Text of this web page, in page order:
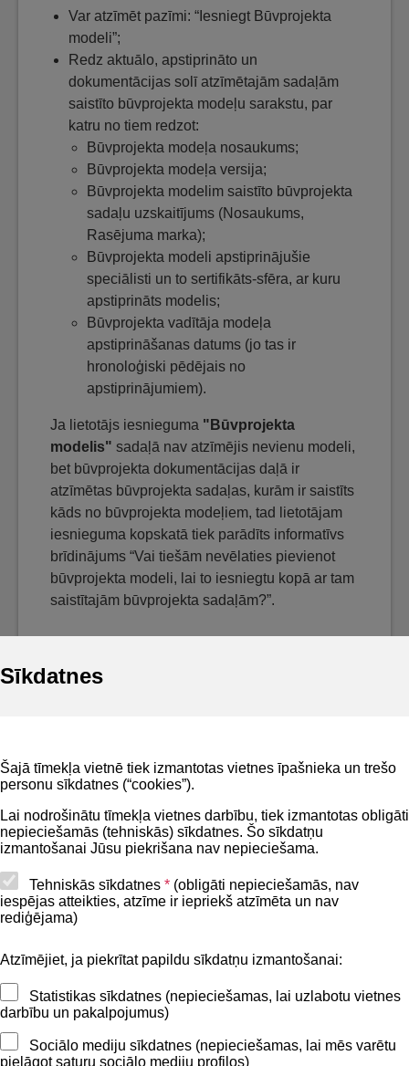
Sīkdatnes
Šajā tīmekļa vietnē tiek izmantotas vietnes īpašnieka un trešo
personu sīkdatnes (“cookies”).
Lai nodrošinātu tīmekļa vietnes darbību, tiek izmantotas obligāti
nepieciešamās (tehniskās) sīkdatnes. Šo sīkdatņu
izmantošanai Jūsu piekrišana nav nepieciešama.
Tehniskās sīkdatnes * (obligāti nepieciešamās, nav
iespējas atteikties, atzīme ir iepriekš atzīmēta un nav
rediģējama)
Atzīmējiet, ja piekrītat papildu sīkdatņu izmantošanai:
Statistikas sīkdatnes (nepieciešamas, lai uzlabotu vietnes
darbību un pakalpojumus)
Sociālo mediju sīkdatnes (nepieciešamas, lai mēs varētu
pielāgot saturu sociālo mediju profilos)
Var atzīmēt pazīmi: “Iesniegt Būvprojekta
modeli”;
Redz aktuālo, apstiprināto un
dokumentācijas solī atzīmētajām sadaļām
saistīto būvprojekta modeļu sarakstu, par
katru no tiem redzot:
Būvprojekta modeļa nosaukums;
Būvprojekta modeļa versija;
Būvprojekta modelim saistīto būvprojekta
sadaļu uzskaitījums (Nosaukums,
Rasējuma marka);
Būvprojekta modeli apstiprinājušie
speciālisti un to sertifikāts-sfēra, ar kuru
apstiprināts modelis;
Būvprojekta vadītāja modeļa
apstiprināšanas datums (jo tas ir
hronoloģiski pēdējais no
apstiprinājumiem).
Ja lietotājs iesnieguma "Būvprojekta
modelis" sadaļā nav atzīmējis nevienu modeli,
bet būvprojekta dokumentācijas daļā ir
atzīmētas būvprojekta sadaļas, kurām ir saistīts
kāds no būvprojekta modeļiem, tad lietotājam
iesnieguma kopskatā tiek parādīts informatīvs
brīdinājums “Vai tiešām nevēlaties pievienot
būvprojekta modeli, lai to iesniegtu kopā ar tam
saistītajām būvprojekta sadaļām?”.
Privātuma politika
Lapas karte
Piekļūstamības paziņojums
Kontakti
BIS atbalsta dienesta tālrunis: